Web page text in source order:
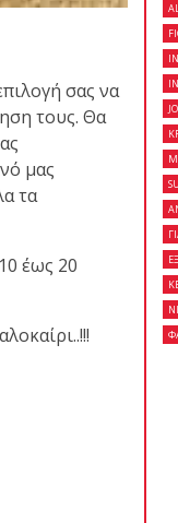
σας να
τους. Θα
μας
τα
έως 20